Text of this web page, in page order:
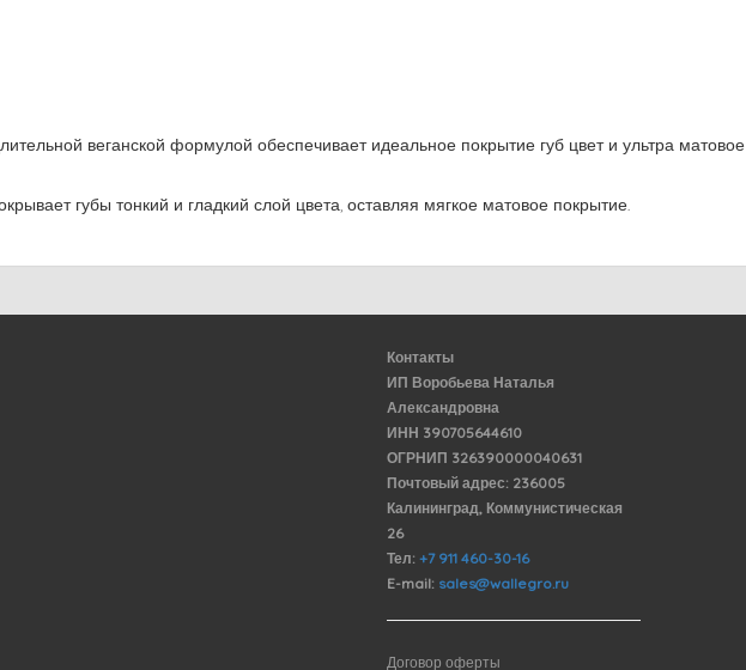
веганской формулой обеспечивает идеальное покрытие губ цвет и ультра матовое
губы тонкий и гладкий слой цвета, оставляя мягкое матовое покрытие.
Контакты
ИП Воробьева Наталья
Александровна
ИНН 390705644610
ОГРНИП 326390000040631
Почтовый адрес: 236005
Калининград, Коммунистическая
26
Тел: +7 911 460-30-16
E-mail: sales@wallegro.ru
Договор оферты